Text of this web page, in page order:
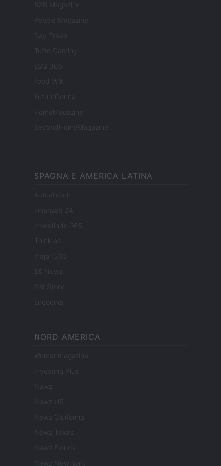
B2B Magazine
People Magazine
Day Travel
Tutto Gaming
ESG 365
Food Wiki
FuturoDonna
HomeMagazine
SecondHomeMagazine
SPAGNA E AMERICA LATINA
Actualidad
Finanzas 24
Investindo 365
Think.es
Viajar 365
ES Newz
Pet Story
Encocina
NORD AMERICA
Womanmagazine
Investing Plus
Newz
Newz US
Newz California
Newz Texas
Newz Florida
Newz New York